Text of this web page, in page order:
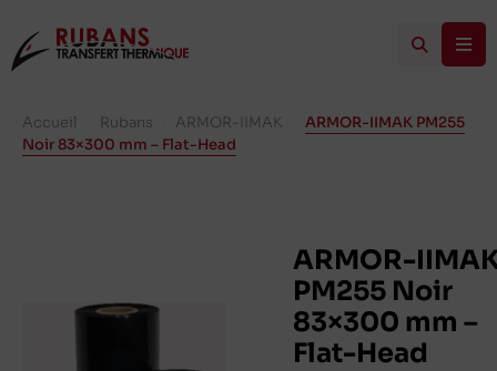
Accueil Rubans ARMOR-IIMAK
ARMOR-IIMAK PM255
Noir 83×300 mm – Flat-Head
ARMOR-
PM255 Noir
83×300 mm –
Flat-Head